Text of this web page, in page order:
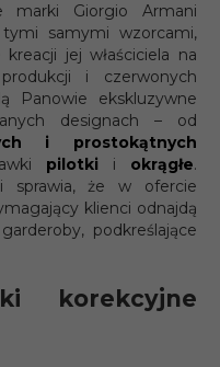
marki Giorgio Armani
samymi wzorcami,
jej właściciela na
i czerwonych
Panowie ekskluzywne
designach – od
i prostokątnych
pilotki i okrągłe.
sprawia, że w ofercie
klienci odnajdą
podkreślające
korekcyjne